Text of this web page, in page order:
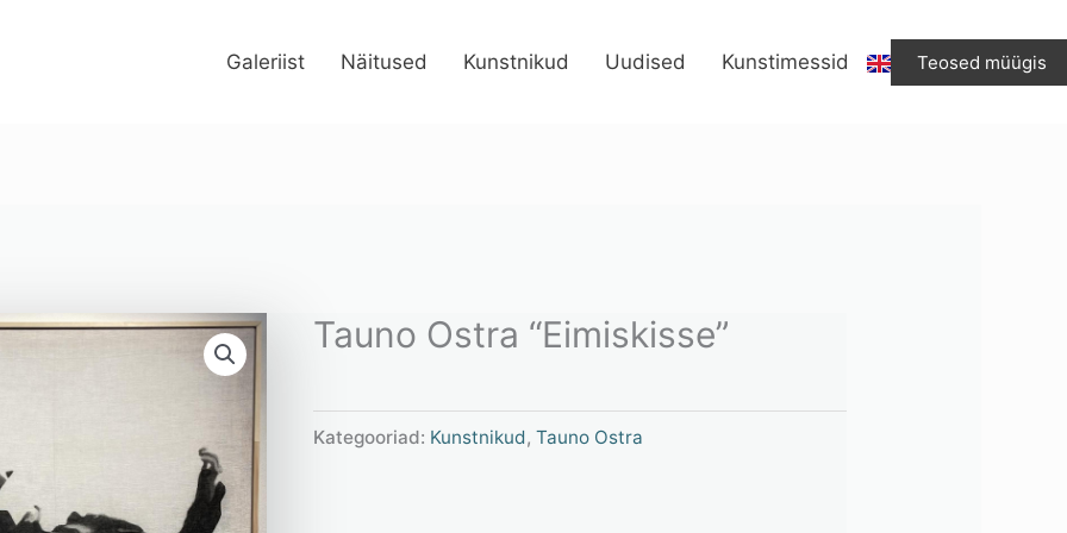
Galeriist Näitused Kunstnikud Uudised Kunstimessid Teosed müügis
Tauno Ostra “Eimiskisse”
Kategooriad: Kunstnikud, Tauno Ostra